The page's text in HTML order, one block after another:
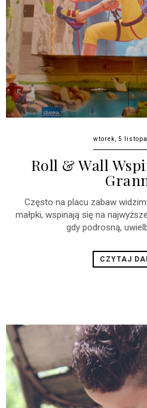
wtorek, 5
Roll & Wall
Często na placu zabaw
małpki, wspinają się na
gdy podrosną,
CZYTAJ